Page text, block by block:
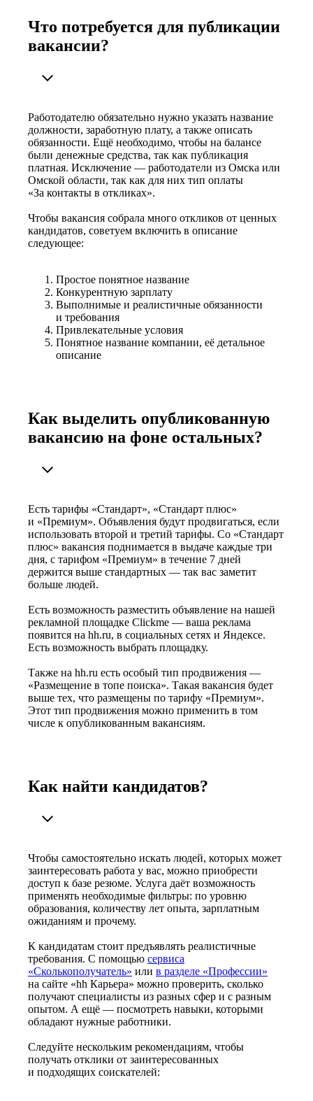
Что потребуется для публикации
вакансии?
Работодателю обязательно нужно указать название
должности, заработную плату, а также описать
обязанности. Ещё необходимо, чтобы на балансе
были денежные средства, так как публикация
платная. Исключение — работодатели из Омска или
Омской области, так как для них тип оплаты
«За контакты в откликах».
Чтобы вакансия собрала много откликов от ценных
кандидатов, советуем включить в описание
следующее:
Простое понятное название
Конкурентную зарплату
Выполнимые и реалистичные обязанности
и требования
Привлекательные условия
Понятное название компании, её детальное
описание
Как выделить опубликованную
вакансию на фоне остальных?
Есть тарифы «Стандарт», «Стандарт плюс»
и «Премиум». Объявления будут продвигаться, если
использовать второй и третий тарифы. Со «Стандарт
плюс» вакансия поднимается в выдаче каждые три
дня, с тарифом «Премиум» в течение 7 дней
держится выше стандартных — так вас заметит
больше людей.
Есть возможность разместить объявление на нашей
рекламной площадке Clickme — ваша реклама
появится на hh.ru, в социальных сетях и Яндексе.
Есть возможность выбрать площадку.
Также на hh.ru есть особый тип продвижения —
«Размещение в топе поиска». Такая вакансия будет
выше тех, что размещены по тарифу «Премиум».
Этот тип продвижения можно применить в том
числе к опубликованным вакансиям.
Как найти кандидатов?
Чтобы самостоятельно искать людей, которых может
заинтересовать работа у вас, можно приобрести
доступ к базе резюме. Услуга даёт возможность
применять необходимые фильтры: по уровню
образования, количеству лет опыта, зарплатным
ожиданиям и прочему.
К кандидатам стоит предъявлять реалистичные
требования. С помощью сервиса
«Сколькополучатель» или в разделе «Профессии»
на сайте «hh Карьера» можно проверить, сколько
получают специалисты из разных сфер и с разным
опытом. А ещё — посмотреть навыки, которыми
обладают нужные работники.
Следуйте нескольким рекомендациям, чтобы
получать отклики от заинтересованных
и подходящих соискателей: